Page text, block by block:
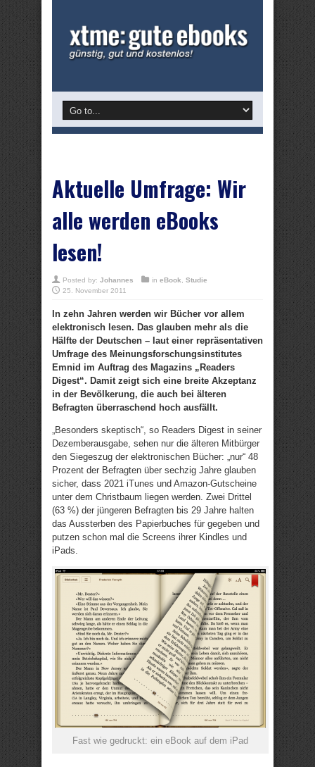
Aktuelle Umfrage: Wir
alle werden eBooks
lesen!
Posted by: Johannes in eBook
Studie
25. November 2011
In zehn Jahren werden wir Bücher vor allem
elektronisch lesen. Das glauben mehr als die
Hälfte der Deutschen – laut einer repräsentativen
Umfrage des Meinungsforschungsinstitutes
Emnid im Auftrag des Magazins „Readers
Digest“. Damit zeigt sich eine breite Akzeptanz
in der Bevölkerung, die auch bei älteren
Befragten überraschend hoch ausfällt.
„Besonders skeptisch“, so Readers Digest in seiner
Dezemberausgabe, sehen nur die älteren Mitbürger
den Siegeszug der elektronischen Bücher: „nur“ 48
Prozent der Befragten über sechzig Jahre glauben
sicher, dass 2021 iTunes und Amazon-Gutscheine
unter dem Christbaum liegen werden. Zwei Drittel
(63 %) der jüngeren Befragten bis 29 Jahre halten
das Aussterben des Papierbuches für gegeben und
putzen schon mal die Screens ihrer Kindles und
iPads.
Fast wie gedruckt: ein eBook auf dem iPad